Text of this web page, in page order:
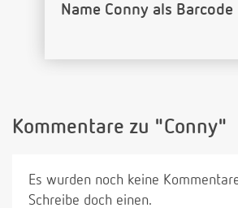
Name Conny als Barcode
Kommentare zu "Conny"
Es wurden noch keine
Schreibe doch einen.